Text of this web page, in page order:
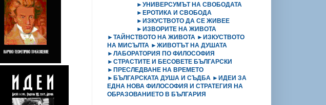
►УНИВЕРСУМЪТ НА СВОБОДАТА
►ЕРОТИКА И СВОБОДА
►ИЗКУСТВОТО ДА СЕ ЖИВЕЕ
►ИЗВОРИТЕ НА ЖИВОТА
►ТАЙНСТВОТО НА ЖИВОТА ►ИЗКУСТВОТО
НА МИСЪЛТА ►ЖИВОТЪТ НА ДУШАТА
►ЛАБОРАТОРИЯ ПО ФИЛОСОФИЯ
►СТРАСТИТЕ И БЕСОВЕТЕ БЪЛГАРСКИ
►ПРЕСЛЕДВАНЕ НА ВРЕМЕТО
►БЪЛГАРСКАТА ДУША И СЪДБА ►ИДЕИ ЗА
ЕДНА НОВА ФИЛОСОФИЯ И СТРАТЕГИЯ НА
ОБРАЗОВАНИЕТО В БЪЛГАРИЯ